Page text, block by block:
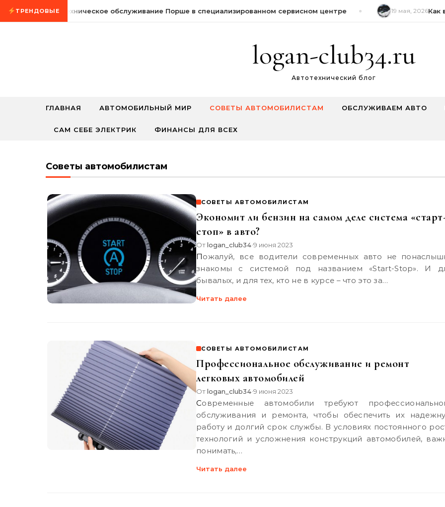
Промотать к содержимому
ТРЕНДОВЫЕ
24 мая, 2026Техническое обслуживание Порше в специализированном сервисном центре 19 мая, 2026Как
logan-club34.ru
Автотехнический блог
ГЛАВНАЯ АВТОМОБИЛЬНЫЙ МИР СОВЕТЫ АВТОМОБИЛИСТАМ ОБСЛУЖИВАЕМ АВТО
САМ СЕБЕ ЭЛЕКТРИК ФИНАНСЫ ДЛЯ ВСЕХ
Советы автомобилистам
СОВЕТЫ АВТОМОБИЛИСТАМ
Экономит ли бензин на самом деле система
стоп» в авто?
Отlogan_club34•9 июня 2023
Пожалуй, все водители современных авто не понаслышке
знакомы с системой под названием «Start-Stop». И
бывалых, и для тех, кто не в курсе – что это за…
Читать далее
СОВЕТЫ АВТОМОБИЛИСТАМ
Профессиональное обслуживание и ремонт
легковых автомобилей
Отlogan_club34•9 июня 2023
Современные автомобили требуют профессионального
обслуживания и ремонта, чтобы обеспечить их
работу и долгий срок службы. В условиях постоянного
технологий и усложнения конструкций автомобилей,
понимать,…
Читать далее